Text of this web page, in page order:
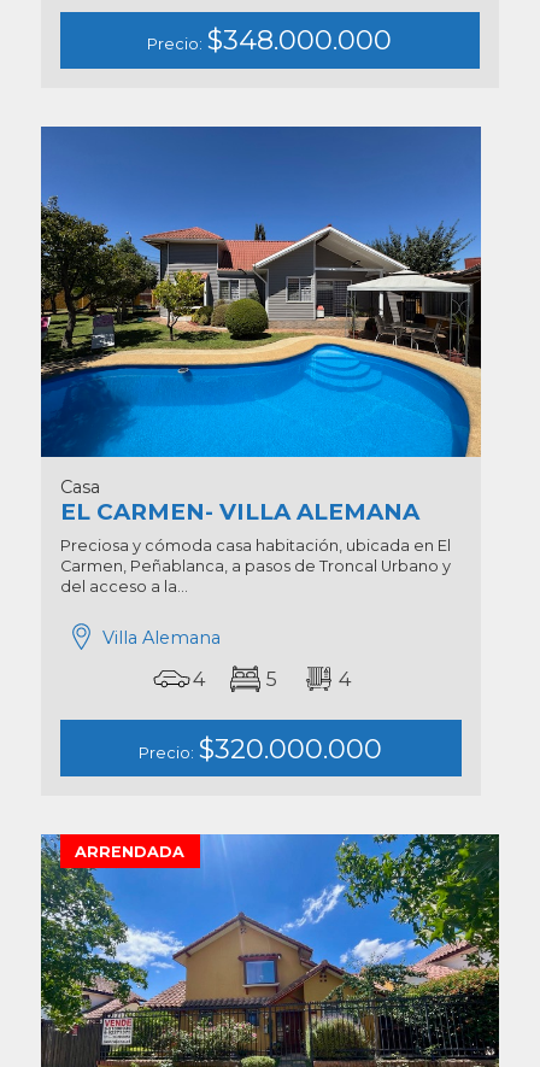
Precio: $348.000.000
Casa
EL CARMEN- VILLA ALEMANA
Preciosa y cómoda casa habitación, ubicada en El
Carmen, Peñablanca, a pasos de Troncal Urbano y
del acceso a la...
Villa Alemana
4 5 4
Precio: $320.000.000
ARRENDADA